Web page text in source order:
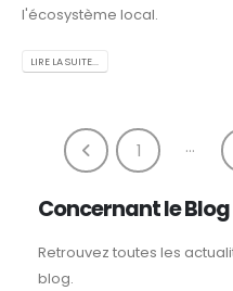
l'écosystème local.
LIRE LA SUITE...
1 …
Concernant le Blog
Retrouvez toutes les
blog.